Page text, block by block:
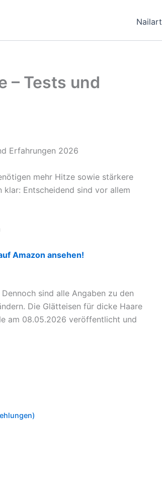
Nailart
– Tests und
mehr Hitze sowie stärkere
klar: Entscheidend sind vor allem
Amazon ansehen!
sind alle Angaben zu den
Die Glätteisen für dicke Haare
am 08.05.2026 veröffentlicht und